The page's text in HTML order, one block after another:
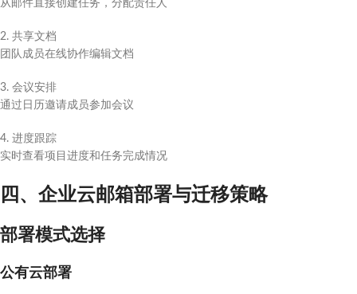
从邮件直接创建任务，分配责任人
2. 共享文档
团队成员在线协作编辑文档
3. 会议安排
通过日历邀请成员参加会议
4. 进度跟踪
实时查看项目进度和任务完成情况
四、企业云邮箱部署与迁移策略
部署模式选择
公有云部署